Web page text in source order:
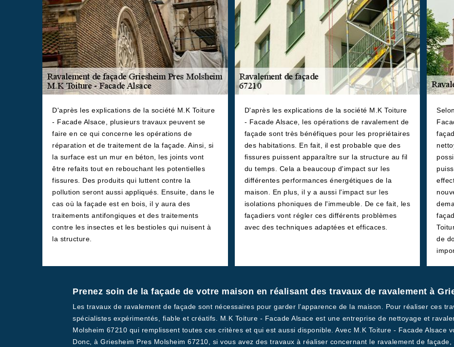
D'après les explications de la société M.K Toiture
- Facade Alsace, plusieurs travaux peuvent se
faire en ce qui concerne les opérations de
réparation et de traitement de la façade. Ainsi, si
la surface est un mur en béton, les joints vont
être refaits tout en rebouchant les potentielles
fissures. Des produits qui luttent contre la
pollution seront aussi appliqués. Ensuite, dans le
cas où la façade est en bois, il y aura des
traitements antifongiques et des traitements
contre les insectes et les bestioles qui nuisent à
la structure.
D'après les explications de la société M.K Toiture
- Facade Alsace, les opérations de ravalement de
façade sont très bénéfiques pour les propriétaires
des habitations. En fait, il est probable que des
fissures puissent apparaître sur la structure au fil
du temps. Cela a beaucoup d'impact sur les
différentes performances énergétiques de la
maison. En plus, il y a aussi l'impact sur les
isolations phoniques de l'immeuble. De ce fait, les
façadiers vont régler ces différents problèmes
avec des techniques adaptées et efficaces.
de
Prenez soin de la façade de votre maison en réalisant des travaux de ravalement à
Les travaux de ravalement de façade sont nécessaires pour garder l’apparence de la maison. Pour réaliser ces
spécialistes expérimentés, fiable et créatifs. M.K Toiture - Facade Alsace est une entreprise de nettoyage et
Molsheim 67210 qui remplissent toutes ces critères et qui est aussi disponible. Avec M.K Toiture - Facade Alsace
Donc, à Griesheim Pres Molsheim 67210, si vous avez des travaux à réaliser concernant le ravalement de